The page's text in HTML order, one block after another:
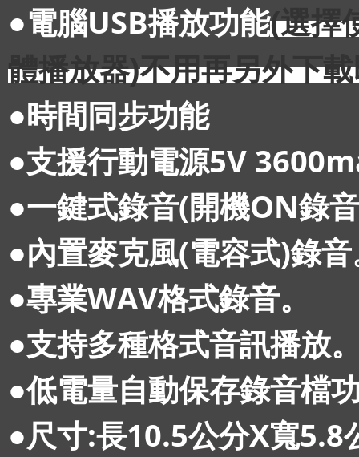
●電腦USB播放功能(選擇
體播放器)不用再另外下
●時間同步功能
●支援行動電源5V
●一鍵式錄音(開機ON錄
●內置麥克風(電容式)錄
●專業WAV格式錄音。
●支持多種格式音訊播放
●低電量自動保存錄音檔
●尺寸:長10.5公分X寬5.8